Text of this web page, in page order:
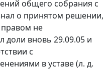
общего собрания с
о принятом решении,
правом не
доли вновь 29.09.05 и
с
в уставе (л. д.